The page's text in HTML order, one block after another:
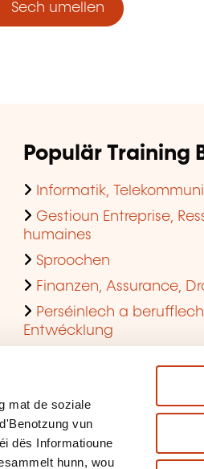
mat de soziale
vun
dës Informatioune
hunn, wou
Sech umellen
Populär Training
Informatik,
Gestioun Entreprise,
humaines
Sproochen
Finanzen, Assurance,
Perséinlech a berufflech
Entwécklung